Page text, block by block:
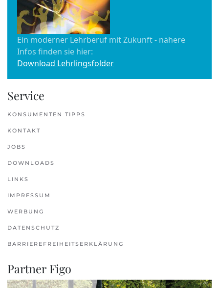
Ein moderner Lehrberuf mit Zukunft - nähere
Infos finden sie hier:
Download Lehrlingsfolder
Service
KONSUMENTEN TIPPS
KONTAKT
JOBS
DOWNLOADS
LINKS
IMPRESSUM
WERBUNG
DATENSCHUTZ
BARRIEREFREIHEITSERKLÄRUNG
Partner Figo